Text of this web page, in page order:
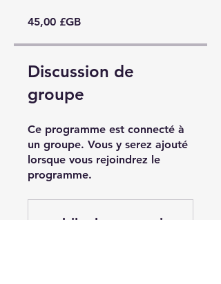
45,00 £GB
Discussion de
groupe
Ce programme est connecté à
un groupe. Vous y serez ajouté
lorsque vous rejoindrez le
programme.